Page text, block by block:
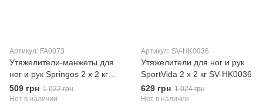
Артикул: FA0073
Утяжелители-манжеты для
ног и рук Springos 2 x 2 кг
FA0073
509 грн 1 022 грн
Нет в наличии
Артикул: SV-HK0036
Утяжелители для ног и рук
SportVida 2 x 2 кг SV-HK0036
629 грн 1 024 грн
Нет в наличии